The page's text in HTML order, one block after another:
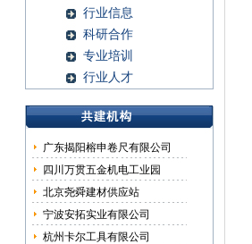
行业信息
科研合作
专业培训
行业人才
广东揭阳榕申卷尺有限公司
四川万贯五金机电工业园
北京尧舜建材供应站
宁波安拓实业有限公司
杭州卡尔工具有限公司